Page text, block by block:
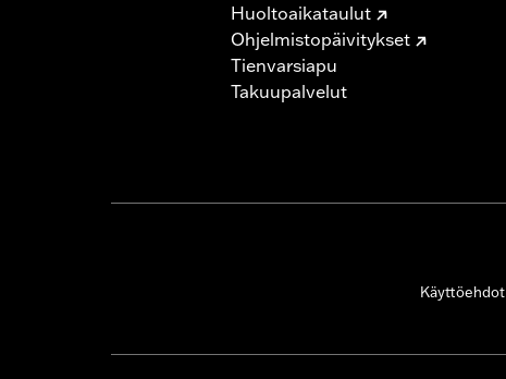
Huoltoaikataulut
Ohjelmistopäivitykset
Tienvarsiapu
Takuupalvelut
Käyttöehdot